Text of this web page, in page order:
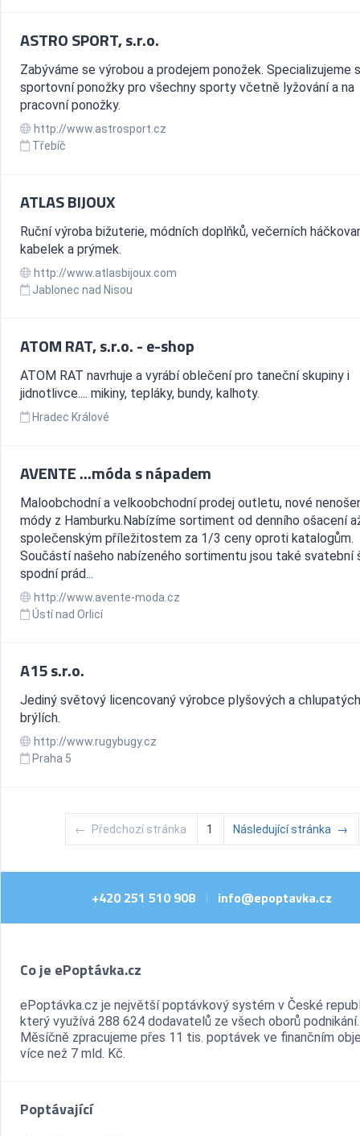
ASTRO SPORT, s.r.o.
Zabýváme se výrobou a prodejem ponožek. Specializujeme
sportovní ponožky pro všechny sporty včetně lyžování a na
pracovní ponožky.
http://www.astrosport.cz
Třebíč
ATLAS BIJOUX
Ruční výroba bižuterie, módních doplňků, večerních
kabelek a prýmek.
http://www.atlasbijoux.com
Jablonec nad Nisou
ATOM RAT, s.r.o. - e-shop
ATOM RAT navrhuje a vyrábí oblečení pro taneční skupiny i
jidnotlivce.... mikiny, tepláky, bundy, kalhoty.
Hradec Králové
AVENTE ...móda s nápadem
Maloobchodní a velkoobchodní prodej outletu, nové
módy z Hamburku.Nabízíme sortiment od denního ošacení
společenským příležitostem za 1/3 ceny oproti katalogům.
Součástí našeho nabízeného sortimentu jsou také svatební
spodní prád...
http://www.avente-moda.cz
Ústí nad Orlicí
A15 s.r.o.
Jediný světový licencovaný výrobce plyšových a chlupatých
brýlích.
http://www.rugybugy.cz
Praha 5
← Předchozí stránka 1 Následující stránka →
+420 251 510 908 | info@epoptavka.cz
Co je ePoptávka.cz
ePoptávka.cz je největší poptávkový systém v České
který využívá 288 624 dodavatelů ze všech oborů podnikání.
Měsíčně zpracujeme přes 11 tis. poptávek ve finančním
více než 7 mld. Kč.
Poptávající